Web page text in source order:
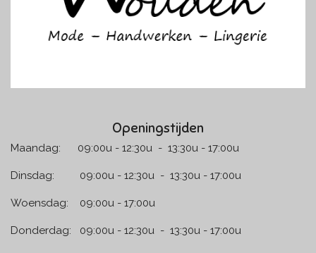
Openingstijden
Maandag: 09:00u - 12:30u - 13:30u - 17:00u
Dinsdag: 09:00u - 12:30u - 13:30u - 17:00u
Woensdag: 09:00u - 17:00u
Donderdag: 09:00u - 12:30u - 13:30u - 17:00u